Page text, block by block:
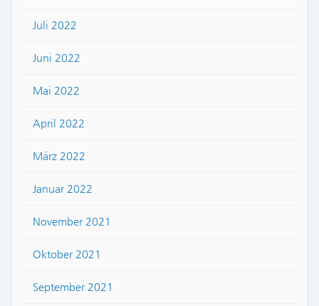
Juli 2022
Juni 2022
Mai 2022
April 2022
März 2022
Januar 2022
November 2021
Oktober 2021
September 2021